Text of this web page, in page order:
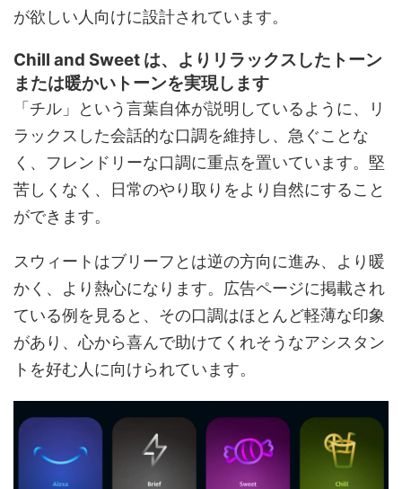
が欲しい人向けに設計されています。
Chill and Sweet は、よりリラックスしたトーン
または暖かいトーンを実現します
「チル」という言葉自体が説明しているように、リ
ラックスした会話的な口調を維持し、急ぐことな
く、フレンドリーな口調に重点を置いています。堅
苦しくなく、日常のやり取りをより自然にすること
ができます。
スウィートはブリーフとは逆の方向に進み、より暖
かく、より熱心になります。広告ページに掲載され
ている例を見ると、その口調はほとんど軽薄な印象
があり、心から喜んで助けてくれそうなアシスタン
トを好む人に向けられています。